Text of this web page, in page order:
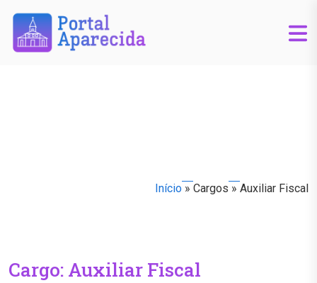
Início » Cargos » Auxiliar Fiscal
Cargo: Auxiliar Fiscal